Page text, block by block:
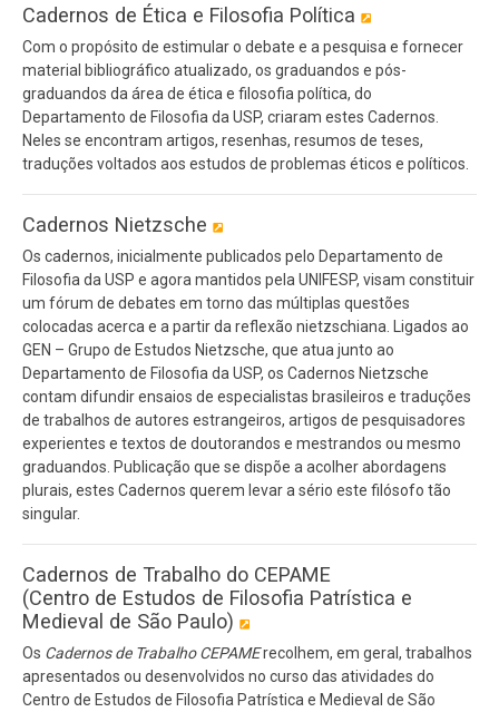
Cadernos de Ética e Filosofia Política
Com o propósito de estimular o debate e a pesquisa e fornecer
material bibliográfico atualizado, os graduandos e pós-
graduandos da área de ética e filosofia política, do
Departamento de Filosofia da USP, criaram estes Cadernos.
Neles se encontram artigos, resenhas, resumos de teses,
traduções voltados aos estudos de problemas éticos e políticos.
Cadernos Nietzsche
Os cadernos, inicialmente publicados pelo Departamento de
Filosofia da USP e agora mantidos pela UNIFESP, visam constituir
um fórum de debates em torno das múltiplas questões
colocadas acerca e a partir da reflexão nietzschiana. Ligados ao
GEN – Grupo de Estudos Nietzsche, que atua junto ao
Departamento de Filosofia da USP, os Cadernos Nietzsche
contam difundir ensaios de especialistas brasileiros e traduções
de trabalhos de autores estrangeiros, artigos de pesquisadores
experientes e textos de doutorandos e mestrandos ou mesmo
graduandos. Publicação que se dispõe a acolher abordagens
plurais, estes Cadernos querem levar a sério este filósofo tão
singular.
Cadernos de Trabalho do CEPAME
(Centro de Estudos de Filosofia Patrística e
Medieval de São Paulo)
Os Cadernos de Trabalho CEPAMErecolhem, em geral, trabalhos
apresentados ou desenvolvidos no curso das atividades do
Centro de Estudos de Filosofia Patrística e Medieval de São